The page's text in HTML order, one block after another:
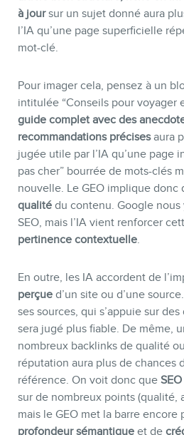
à joursur un sujet donné aura
l’IA qu’une page superficielle
mot-clé.
Pour imager cela, pensez à un
intitulée “Conseils pour voyager
guide complet avec des
recommandations précisesaura
jugée utile par l’IA qu’une page
pas cher” bourrée de mots-clés
nouvelle. Le GEO implique donc
qualité du contenu. Google
SEO, mais l’IA vient renforcer
pertinence contextuelle.
En outre, les IA accordent de
perçue d’un site ou d’une
ses sources, qui s’appuie sur
sera jugé plus fiable. De même,
nombreux backlinks de qualité
réputation aura plus de chances
référence. On voit donc que
sur de nombreux points (qualité,
mais le GEO met la barre encore
profondeur sémantique et de